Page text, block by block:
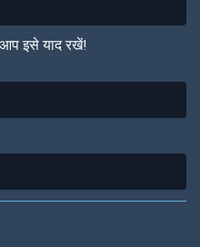
आप इसे याद रखें!